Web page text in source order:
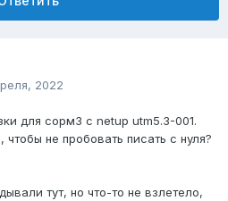
2022
для сорм3 с netup utm5.3-001.
не пробовать писать с нуля?
тут, но что-то не взлетело,